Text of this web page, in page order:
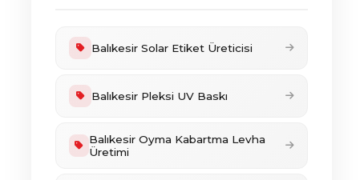
Balıkesir Solar Etiket Üreticisi
Balıkesir Pleksi UV Baskı
Balıkesir Oyma Kabartma Levha
Üretimi